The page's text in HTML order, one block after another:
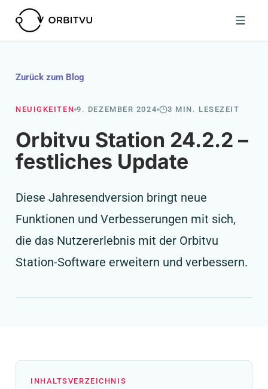
Zurück zum Blog
NEUIGKEITEN 9. DEZEMBER 2024 3 MIN. LESEZEIT
Orbitvu Station 24.2.2 –
festliches Update
Diese Jahresendversion bringt neue
Funktionen und Verbesserungen mit sich,
die das Nutzererlebnis mit der Orbitvu
Station-Software erweitern und verbessern.
INHALTSVERZEICHNIS